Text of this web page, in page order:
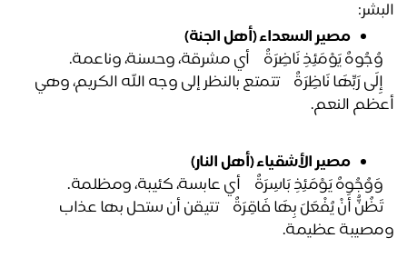
مصير السعداء (أهل الجنة)
يَوْمَئِذٍ نَاضِرَةٌ ﴾ أي مشرقة، وحسنة، وناعمة.
﴿ إِلَى رَبِّهَا نَاظِرَةٌ ﴾ تتمتع بالنظر إلى وجه الله الكريم، وهي
النعم.
مصير الأشقياء (أهل النار)
يَوْمَئِذٍ بَاسِرَةٌ ﴾ أي عابسة، كئيبة، ومظلمة.
﴿ تَظُنُّ أَنْ يُفْعَلَ بِهَا فَاقِرَةٌ ﴾ تتيقن أن ستحل بها عذاب
عظيمة.